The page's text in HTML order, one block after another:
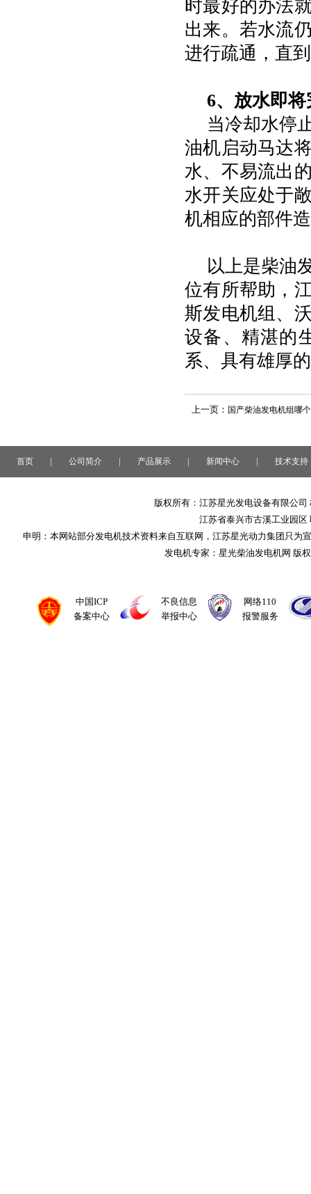
时最好的办法
出来。若水流
进行疏通，直
6、放水即
当冷却水停
油机启动马达
水、不易流出
水开关应处于
机相应的部件
以上是柴油
位有所帮助，
斯发电机组、
设备、精湛的
系、具有雄厚
上一页： 国产柴油发电机组哪
首页 | 公司简介 | 产品展示 | 新闻中心 | 技术支持
版权所有：江苏星光发电设备有限公司
江苏省泰兴市古溪工业园
申明：本网站部分发电机技术资料来自互联网，江苏星光动力集团只为
发电机专家：星光柴油发电机网 版
中国ICP
备案中心
不良信息
举报中心
网络110
报警服务